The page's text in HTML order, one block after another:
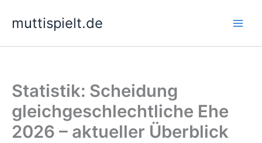
Inhaltmuttispielt.de
Statistik: Scheidung
gleichgeschlechtliche Ehe
2026 – aktueller Überblick